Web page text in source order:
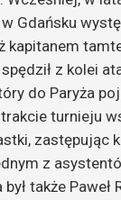
Gdańsku
kapitanem
z kolei
do Paryża
turnieju
zastępując
z
także Paweł